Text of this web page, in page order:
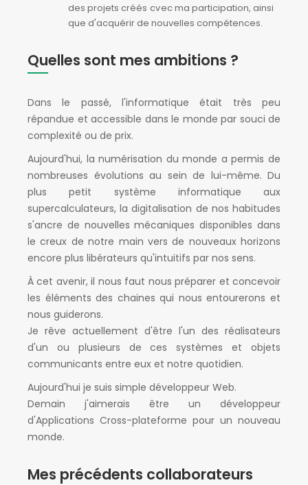
des projets créés avec ma participation, ainsi
que d'acquérir de nouvelles compétences.
Quelles sont mes ambitions ?
Dans le passé, l'informatique était très peu
répandue et accessible dans le monde par souci de
complexité ou de prix.
Aujourd'hui, la numérisation du monde a permis de
nombreuses évolutions au sein de lui-même. Du
plus petit système informatique aux
supercalculateurs, la digitalisation de nos habitudes
s'ancre de nouvelles mécaniques disponibles dans
le creux de notre main vers de nouveaux horizons
encore plus libérateurs qu'intuitifs par nos sens.
À cet avenir, il nous faut nous préparer et concevoir
les éléments des chaines qui nous entourerons et
nous guiderons.
Je rêve actuellement d'être l'un des réalisateurs
d'un ou plusieurs de ces systèmes et objets
communicants entre eux et notre quotidien.
Aujourd'hui je suis simple développeur Web.
Demain j'aimerais être un développeur
d'Applications Cross-plateforme pour un nouveau
monde.
Mes précédents collaborateurs